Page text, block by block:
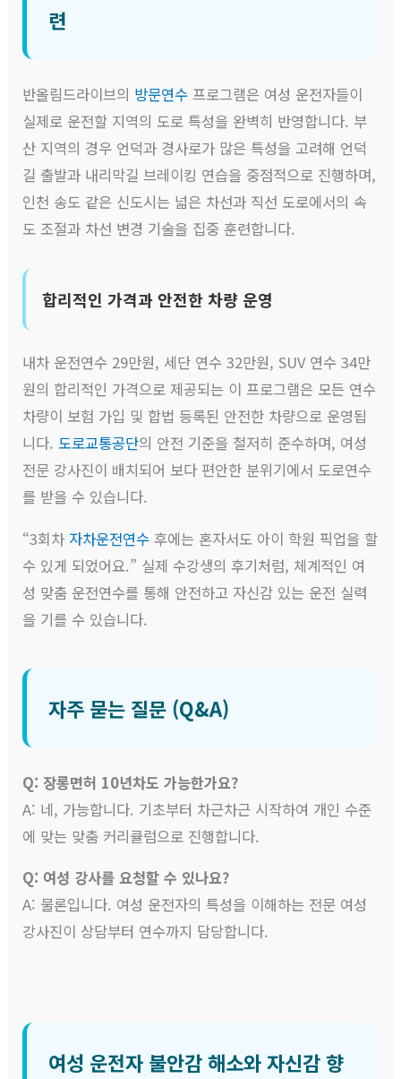
련
반올림드라이브의 방문연수 프로그램은 여성 운전자들이
실제로 운전할 지역의 도로 특성을 완벽히 반영합니다. 부
산 지역의 경우 언덕과 경사로가 많은 특성을 고려해 언덕
길 출발과 내리막길 브레이킹 연습을 중점적으로 진행하며,
인천 송도 같은 신도시는 넓은 차선과 직선 도로에서의 속
도 조절과 차선 변경 기술을 집중 훈련합니다.
합리적인 가격과 안전한 차량 운영
내차 운전연수 29만원, 세단 연수 32만원, SUV 연수 34만
원의 합리적인 가격으로 제공되는 이 프로그램은 모든 연수
차량이 보험 가입 및 합법 등록된 안전한 차량으로 운영됩
니다. 도로교통공단의 안전 기준을 철저히 준수하며, 여성
전문 강사진이 배치되어 보다 편안한 분위기에서 도로연수
를 받을 수 있습니다.
“3회차 자차운전연수 후에는 혼자서도 아이 학원 픽업을 할
수 있게 되었어요.” 실제 수강생의 후기처럼, 체계적인 여
성 맞춤 운전연수를 통해 안전하고 자신감 있는 운전 실력
을 기를 수 있습니다.
자주 묻는 질문 (Q&A)
Q: 장롱면허 10년차도 가능한가요?
A: 네, 가능합니다. 기초부터 차근차근 시작하여 개인 수준
에 맞는 맞춤 커리큘럼으로 진행합니다.
Q: 여성 강사를 요청할 수 있나요?
A: 물론입니다. 여성 운전자의 특성을 이해하는 전문 여성
강사진이 상담부터 연수까지 담당합니다.
여성 운전자 불안감 해소와 자신감 향